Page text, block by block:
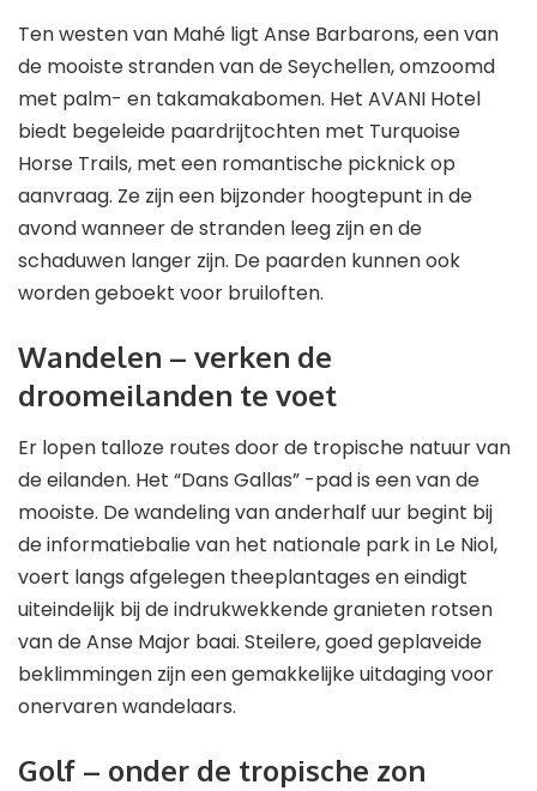
Ten westen van Mahé ligt Anse Barbarons, een van
de mooiste stranden van de Seychellen, omzoomd
met palm- en takamakabomen. Het AVANI Hotel
biedt begeleide paardrijtochten met Turquoise
Horse Trails, met een romantische picknick op
aanvraag. Ze zijn een bijzonder hoogtepunt in de
avond wanneer de stranden leeg zijn en de
schaduwen langer zijn. De paarden kunnen ook
worden geboekt voor bruiloften.
Wandelen – verken de
droomeilanden te voet
Er lopen talloze routes door de tropische natuur van
de eilanden. Het “Dans Gallas” -pad is een van de
mooiste. De wandeling van anderhalf uur begint bij
de informatiebalie van het nationale park in Le Niol,
voert langs afgelegen theeplantages en eindigt
uiteindelijk bij de indrukwekkende granieten rotsen
van de Anse Major baai. Steilere, goed geplaveide
beklimmingen zijn een gemakkelijke uitdaging voor
onervaren wandelaars.
Golf – onder de tropische zon